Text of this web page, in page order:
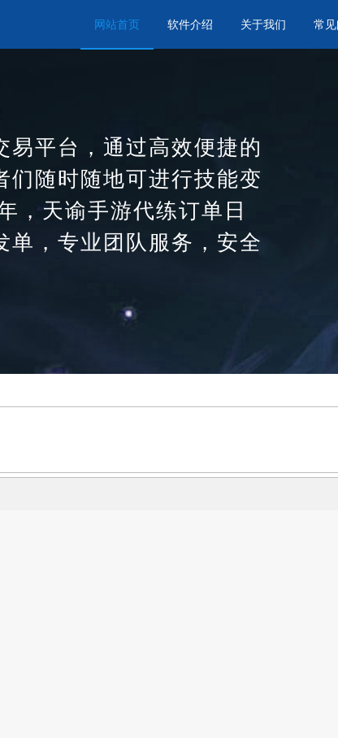
网站首页 软件介绍 关于我们 常
平台，通过高效便捷的
随时随地可进行技能变
，天谕手游代练订单日
，专业团队服务，安全